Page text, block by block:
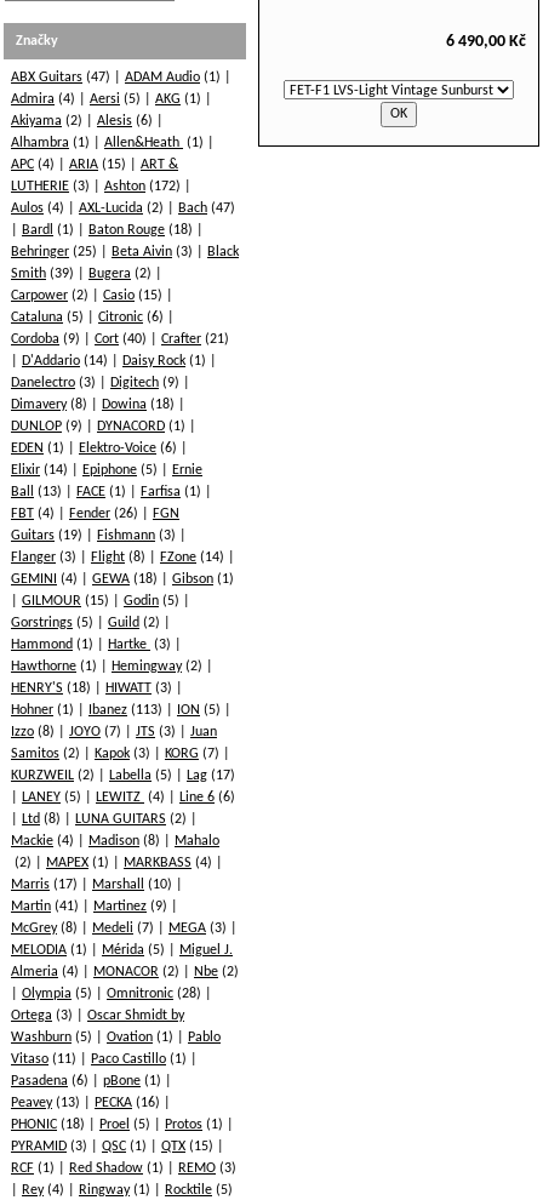
6 490,00 Kč
Značky
ABX Guitars (47) ADAM Audio (1)
Admira (4) Aersi (5) AKG (1)
Akiyama (2) Alesis (6)
Alhambra (1) Allen&Heath (1)
APC (4) ARIA (15)
ART &
LUTHERIE (3) Ashton (172)
Aulos (4) AXL-Lucida (2) Bach (47)
Bardl (1) Baton Rouge (18)
Behringer (25) Beta Aivin (3)
Black
Smith (39) Bugera (2)
Carpower (2) Casio (15)
Cataluna (5) Citronic (6)
Cordoba (9) Cort (40) Crafter (21)
D'Addario (14) Daisy Rock (1)
Danelectro (3) Digitech (9)
Dimavery(8) Dowina (18)
DUNLOP (9) DYNACORD (1)
EDEN (1) Elektro-Voice (6)
Elixir (14) Epiphone (5)
Ernie
Ball
(13) FACE (1) Farfisa (1)
FBT (4) Fender (26)
FGN
Guitars (19) Fishmann (3)
Flanger (3) Flight (8) FZone (14)
GEMINI
(4) GEWA (18) Gibson (1)
GILMOUR (15) Godin (5)
Gorstrings (5) Guild (2)
Hammond (1) Hartke (3)
Hawthorne (1) Hemingway(2)
HENRY'S (18) HIWATT (3)
Hohner (1) Ibanez (113) ION (5)
Izzo (8) JOYO (7) JTS (3)
Juan
Samitos (2) Kapok (3) KORG (7)
KURZWEIL (2) Labella (5) Lag (17)
LANEY (5) LEWITZ (4) Line 6 (6)
Ltd (8) LUNA GUITARS (2)
Mackie (4) Madison (8)
Mahalo
(2)
MAPEX (1) MARKBASS (4)
Marris (17) Marshall
(10)
Martin (41) Martinez (9)
McGrey(8) Medeli (7) MEGA (3)
MELODIA (1) Mérida (5)
Miguel J.
Almeria (4) MONACOR (2) Nbe (2)
Olympia (5) Omnitronic (28)
Ortega (3)
Oscar Shmidt by
Washburn (5) Ovation (1)
Pablo
Vitaso (11) Paco Castillo (1)
Pasadena (6) pBone (1)
Peavey(13) PECKA (16)
PHONIC (18) Proel (5) Protos (1)
PYRAMID (3) QSC (1) QTX (15)
RCF (1) Red Shadow (1) REMO (3)
Rey(4) Ringway(1) Rocktile (5)